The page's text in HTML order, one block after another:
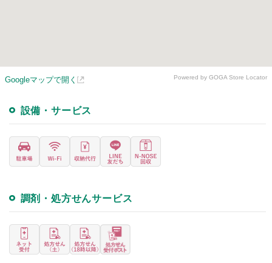
Googleマップで開く Powered by GOGA Store Locator
設備・サービス
調剤・処方せんサービス